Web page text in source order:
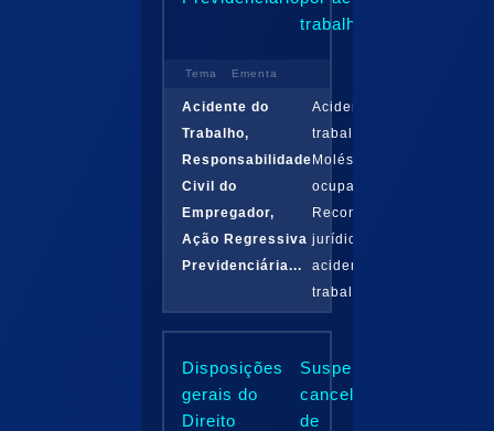
trabalho...
Tema Ementa
Acidente do
Trabalho,
Responsabilidade
Civil do
Empregador,
Ação Regressiva
Previdenciária...
Acidente de
trabalho:
Moléstias
ocupacionais.
Reconhecimento
jurídico do
acidente de
trabalho. CAT..
Disposições
gerais do
Direito
Suspensão e
cancelamento
de